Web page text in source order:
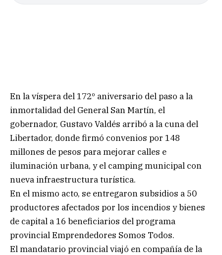
En la víspera del 172º aniversario del paso a la
inmortalidad del General San Martín, el
gobernador, Gustavo Valdés arribó a la cuna del
Libertador, donde firmó convenios por 148
millones de pesos para mejorar calles e
iluminación urbana, y el camping municipal con
nueva infraestructura turística.
En el mismo acto, se entregaron subsidios a 50
productores afectados por los incendios y bienes
de capital a 16 beneficiarios del programa
provincial Emprendedores Somos Todos.
El mandatario provincial viajó en compañía de la